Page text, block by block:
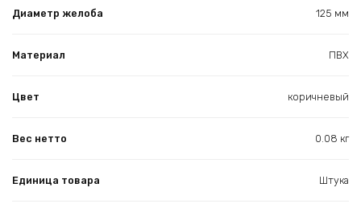
Диаметр желоба 125 мм
Материал ПВХ
Цвет коричневый
Вес нетто 0.08 кг
Единица товара Штука